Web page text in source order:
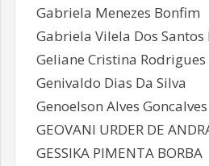
Gabriela Menezes Bonfim
Gabriela Vilela Dos
Geliane Cristina Rodrigues
Genivaldo Dias Da Silva
Genoelson Alves Goncalves
GEOVANI URDER DE
GESSIKA PIMENTA BORBA